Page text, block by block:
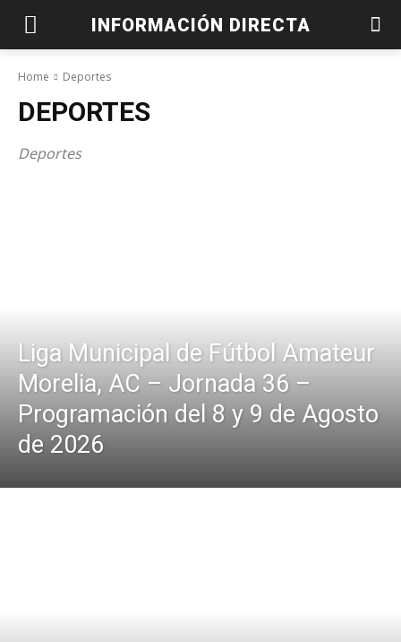
INFORMACIÓN DIRECTA
Home Deportes
DEPORTES
Deportes
Liga Municipal de Fútbol Amateur
Morelia, AC – Jornada 36 –
Programación del 8 y 9 de Agosto
de 2026